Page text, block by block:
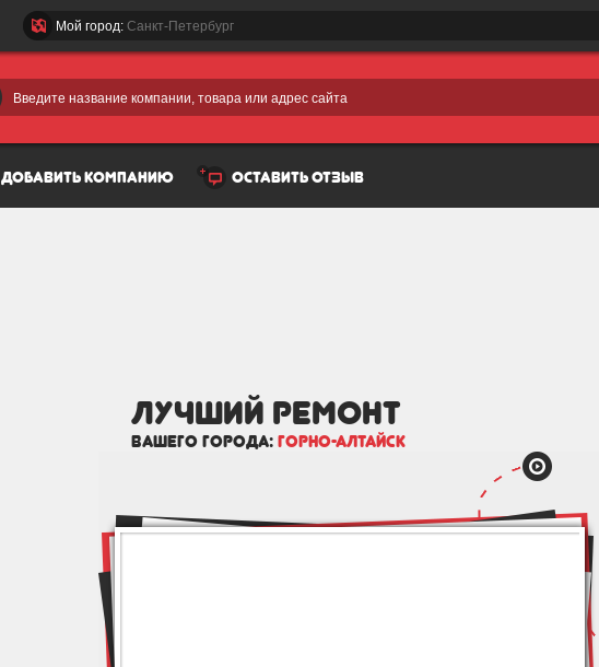
Введите название компании, товара или адрес сайта
Мой город: Санкт-Петербург
добавить компанию оставить отзыв
лучший Ремонт
вашего города: Горно-Алтайск